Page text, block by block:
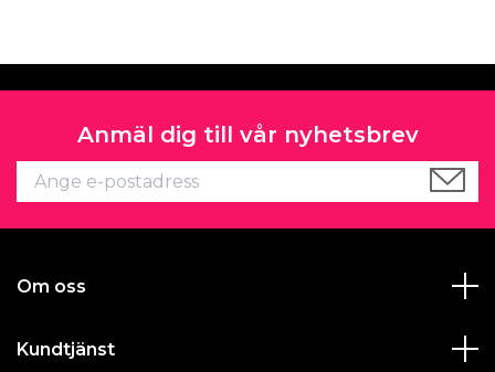
Anmäl dig till vår nyhetsbrev
Om oss
Kundtjänst